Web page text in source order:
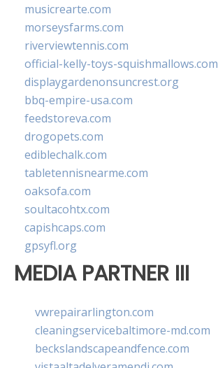
musicrearte.com
morseysfarms.com
riverviewtennis.com
official-kelly-toys-squishmallows.com
displaygardenonsuncrest.org
bbq-empire-usa.com
feedstoreva.com
drogopets.com
ediblechalk.com
tabletennisnearme.com
oaksofa.com
soultacohtx.com
capishcaps.com
gpsyfl.org
MEDIA PARTNER III
vwrepairarlington.com
cleaningservicebaltimore-md.com
beckslandscapeandfence.com